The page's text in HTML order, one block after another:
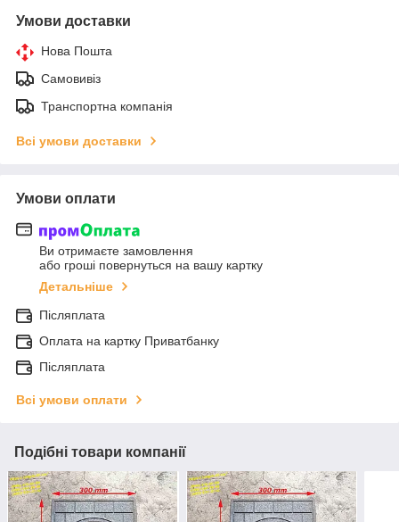
Умови доставки
Нова Пошта
Самовивіз
Транспортна компанія
Всі умови доставки
Умови оплати
Ви отримаєте замовлення
або гроші повернуться на вашу картку
Детальніше
Післяплата
Оплата на картку Приватбанку
Післяплата
Всі умови оплати
Подібні товари компанії